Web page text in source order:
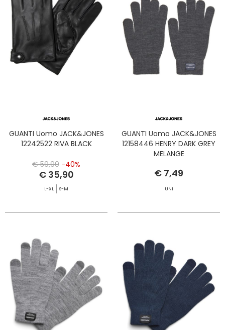
GUANTI Uomo JACK&JONES
12242522 RIVA BLACK
€ 59,90 -40%
€ 35,90
L-XL S-M
GUANTI Uomo JACK&JONES
12158446 HENRY DARK GREY
MELANGE
€ 7,49
UNI